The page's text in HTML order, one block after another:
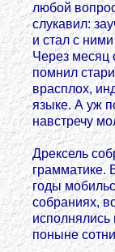
любой
слукавил:
и стал с
Через месяц
помнил
врасплох,
языке. А уж
навстречу
Дрексель
грамматике.
годы
собраниях,
поныне